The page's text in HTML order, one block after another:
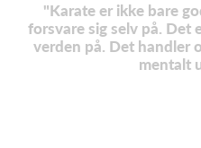
"Karate er ikke bare
forsvare sig selv på. Det
verden på. Det handler
mentalt